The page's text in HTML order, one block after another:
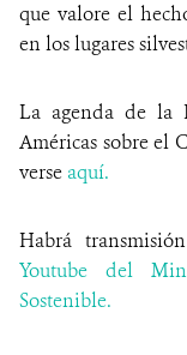
que valore el
en los lugares
La agenda de la
Américas sobre el
verse aquí.
Habrá
Youtube del
Sostenible.